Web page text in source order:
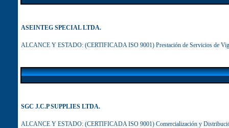
ASEINTEG SPECIAL LTDA.
ALCANCE Y ESTADO: (CERTIFICADA ISO 9001) Prestación de Servicios de
SGC J.C.P SUPPLIES LTDA.
ALCANCE Y ESTADO:(CERTIFICADA ISO 9001) Comercialización y